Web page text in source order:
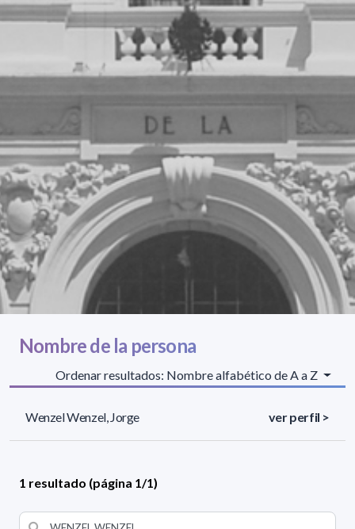
Nombre de la persona
Ordenar resultados: Nombre alfabético de A a Z
Wenzel Wenzel, Jorge ver perfil >
1 resultado (página 1/1)